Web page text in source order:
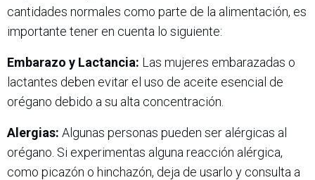
cantidades normales como parte de la alimentación, es
importante tener en cuenta lo siguiente:
Embarazo y Lactancia: Las mujeres embarazadas o
lactantes deben evitar el uso de aceite esencial de
orégano debido a su alta concentración.
Alergias: Algunas personas pueden ser alérgicas al
orégano. Si experimentas alguna reacción alérgica,
como picazón o hinchazón, deja de usarlo y consulta a